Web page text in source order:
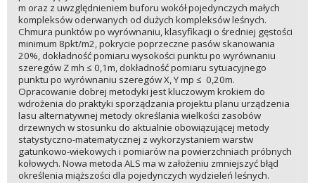
m oraz z uwzględnieniem buforu wokół pojedynczych małych
kompleksów oderwanych od dużych kompleksów leśnych.
Chmura punktów po wyrównaniu, klasyfikacji o średniej gęstości
minimum 8pkt/m2, pokrycie poprzeczne pasów skanowania
20%, dokładność pomiaru wysokości punktu po wyrównaniu
szeregów Z mh ≤ 0,1m, dokładność pomiaru sytuacyjnego
punktu po wyrównaniu szeregów X, Y mp ≤ 0,20m.
Opracowanie dobrej metodyki jest kluczowym krokiem do
wdrożenia do praktyki sporządzania projektu planu urządzenia
lasu alternatywnej metody określania wielkości zasobów
drzewnych w stosunku do aktualnie obowiązującej metody
statystyczno-matematycznej z wykorzystaniem warstw
gatunkowo-wiekowych i pomiarów na powierzchniach próbnych
kołowych. Nowa metoda ALS ma w założeniu zmniejszyć błąd
określenia miąższości dla pojedynczych wydzieleń leśnych.